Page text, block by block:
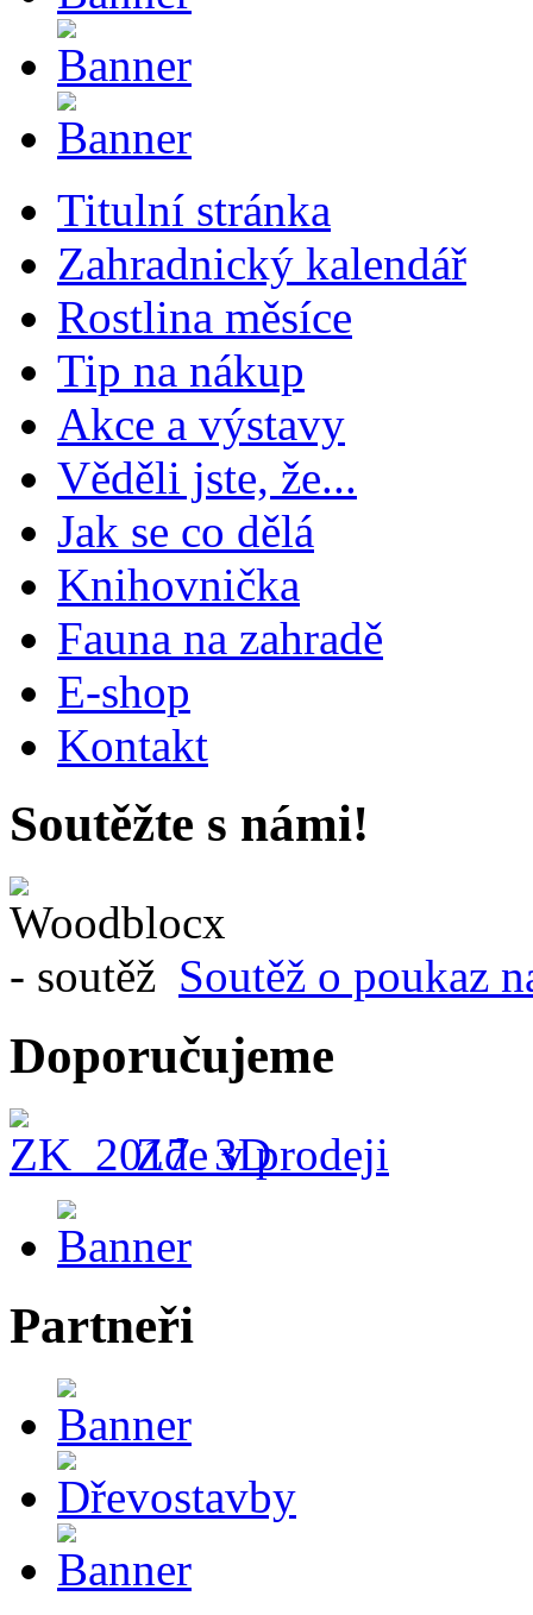
Titulní stránka
Zahradnický kalendář
Rostlina měsíce
Tip na nákup
Akce a výstavy
Věděli jste, že...
Jak se co dělá
Knihovnička
Fauna na zahradě
E-shop
Kontakt
Soutěžte s námi!
Soutěž o poukaz
Doporučujeme
Zde v prodeji
Partneři